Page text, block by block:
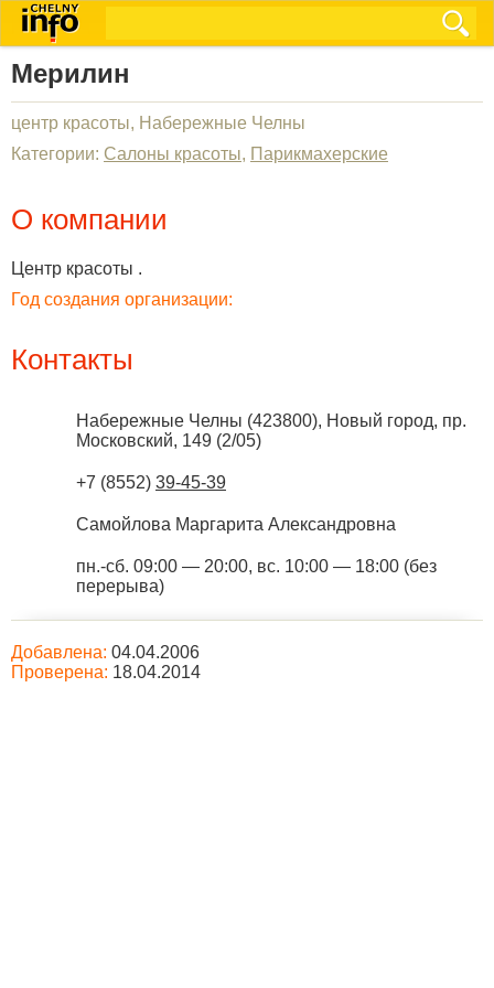
Мерилин
центр красоты, Набережные Челны
Категории: Салоны красоты, Парикмахерские
О компании
Центр красоты .
Год создания организации:
Контакты
Набережные Челны (423800), Новый город, пр.
Московский, 149 (2/05)
+7 (8552) 39-45-39
Самойлова Маргарита Александровна
пн.-сб. 09:00 — 20:00, вс. 10:00 — 18:00 (без
перерыва)
Добавлена: 04.04.2006
Проверена: 18.04.2014